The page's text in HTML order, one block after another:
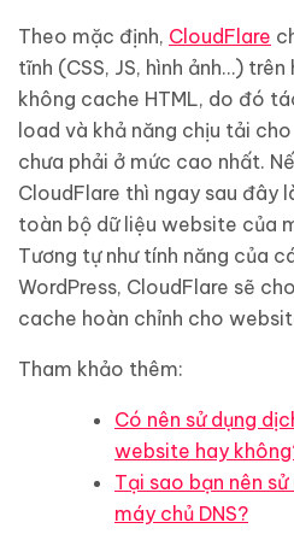
Theo mặc định, CloudFlare
tĩnh (CSS, JS, hình ảnh…)
không cache HTML, do đó
load và khả năng chịu tải
chưa phải ở mức cao nhất.
CloudFlare thì ngay sau đây
toàn bộ dữ liệu website của
Tương tự như tính năng của
WordPress, CloudFlare sẽ
cache hoàn chỉnh cho
Tham khảo thêm:
Có nên sử dụng
website hay
Tại sao bạn nên
máy chủ DNS?